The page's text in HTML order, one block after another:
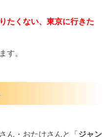
たくない、東京に行きた
す。
ん・おたけさんと「 ジャン